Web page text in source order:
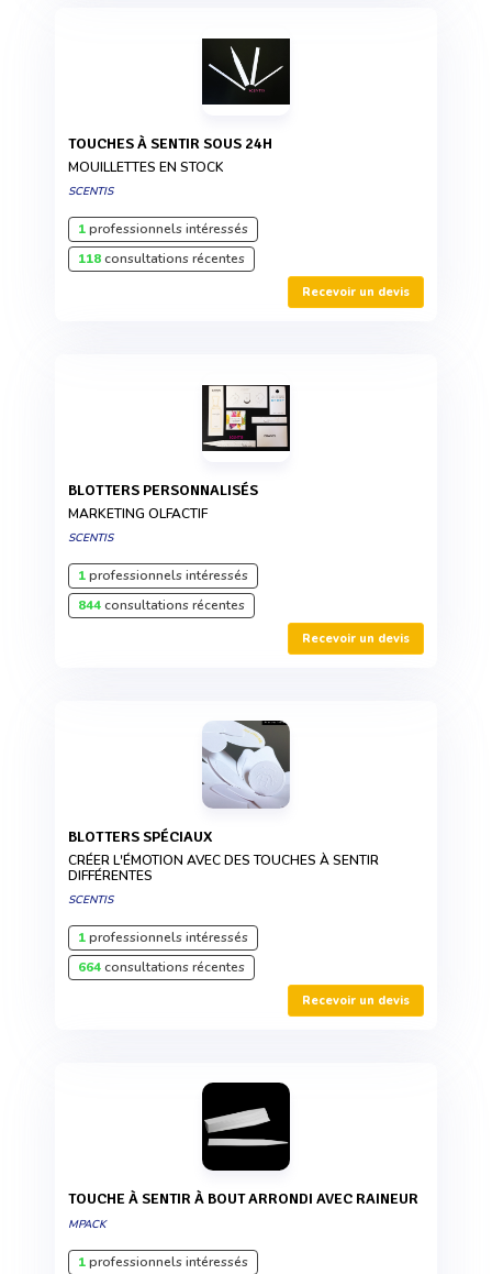
TOUCHES À SENTIR SOUS 24H
MOUILLETTES EN STOCK
SCENTIS
1professionnels intéressés
118consultations récentes
Recevoir un devis
BLOTTERS PERSONNALISÉS
MARKETING OLFACTIF
SCENTIS
1professionnels intéressés
844consultations récentes
Recevoir un devis
BLOTTERS SPÉCIAUX
CRÉER L'ÉMOTION AVEC DES TOUCHES À SENTIR
DIFFÉRENTES
SCENTIS
1professionnels intéressés
664consultations récentes
Recevoir un devis
TOUCHE À SENTIR À BOUT ARRONDI AVEC RAINEUR
MPACK
1professionnels intéressés